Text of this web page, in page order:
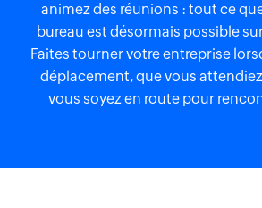
animez des réunions : tout ce
bureau est désormais possible
Faites tourner votre entreprise
déplacement, que vous
vous soyez en route pour